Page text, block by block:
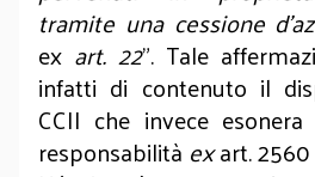
tramite una cessione
ex art. 22”. Tale
infatti di contenuto il
CCII che invece esonera
responsabilità exart. 2560